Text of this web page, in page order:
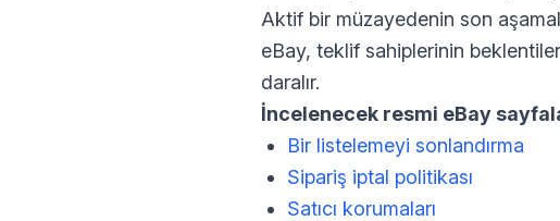
Aktif bir müzayedenin son
eBay, teklif sahiplerinin
daralır.
İncelenecek resmi eBay
Bir listelemeyi sonlandırma
Sipariş iptal politikası
Satıcı korumaları